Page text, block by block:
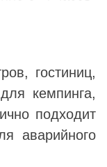
гостиниц,
кемпинга,
подходит
аварийного